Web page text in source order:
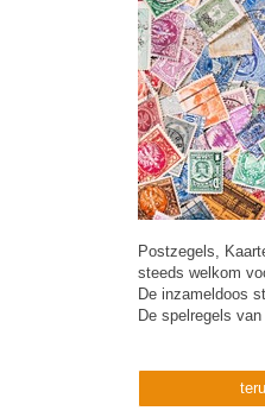
Postzegels,
steeds welkom
De inzameldoos
De spelregels